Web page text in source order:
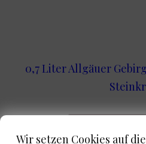
0,7 Liter Allgäuer
Wir setzen Cookies auf